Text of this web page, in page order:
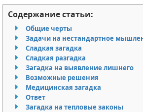
Причинение вреда
Иммиграция
Здоровье и безопасность
Авторские права
О проекте
Контакты
Сотрудничество
Размещение рекламы
Для правообладателей
Содержание статьи:
Общие черты
Задачи на нестандартное
Сладкая загадка
Сладкая разгадка
Загадка на выявление лишнего
Возможные решения
Медицинская загадка
Ответ
Загадка на тепловые законы